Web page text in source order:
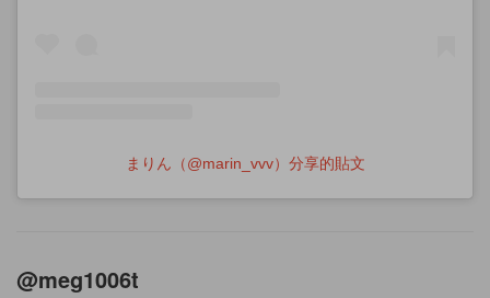
まりん（@marin_vvv）分享的貼文
@meg1006t